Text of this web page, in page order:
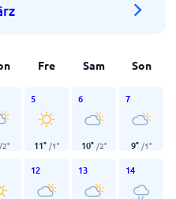
Fre Sam Son
/2°
5
11° /1°
6
10° /2°
7
9° /1°
12 13 14